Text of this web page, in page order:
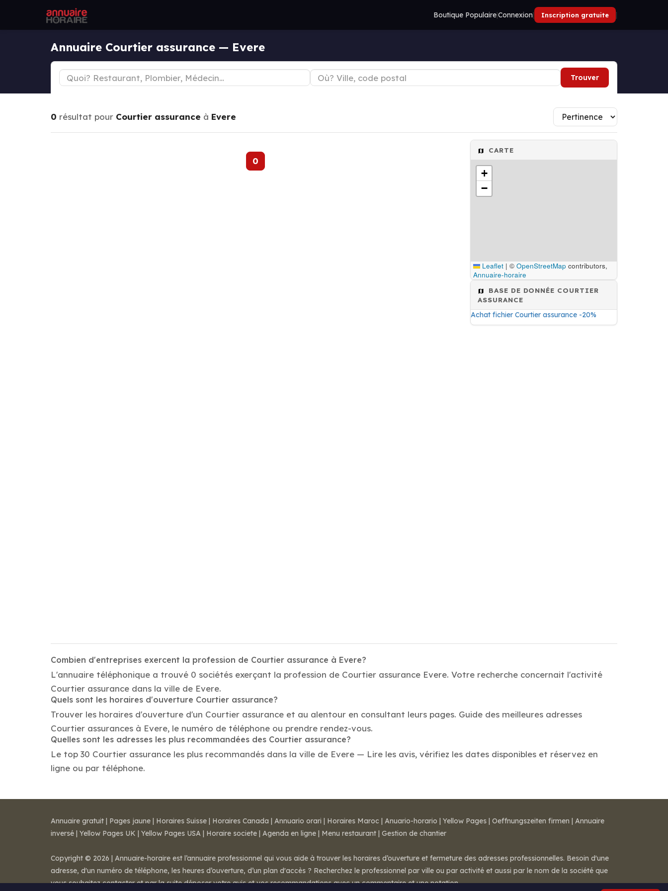
Boutique Populaire|Connexion| Inscription gratuite |
Annuaire Courtier assurance — Evere
Trouver
0 résultat pour Courtier assurance à Evere
0
CARTE
+
−
Leaflet | © OpenStreetMap contributors,
Annuaire-horaire
BASE DE DONNÉE COURTIER
ASSURANCE
Achat fichier Courtier assurance -20%
Combien d'entreprises exercent la profession de Courtier assurance à Evere?
L'annuaire téléphonique a trouvé 0 sociétés exerçant la profession de Courtier assurance Evere. Votre recherche concernait l'activité
Courtier assurance dans la ville de Evere.
Quels sont les horaires d'ouverture Courtier assurance?
Trouver les horaires d'ouverture d'un Courtier assurance et au alentour en consultant leurs pages. Guide des meilleures adresses
Courtier assurances à Evere, le numéro de téléphone ou prendre rendez-vous.
Quelles sont les adresses les plus recommandées des Courtier assurance?
Le top 30 Courtier assurance les plus recommandés dans la ville de Evere — Lire les avis, vérifiez les dates disponibles et réservez en
ligne ou par téléphone.
Annuaire gratuit | Pages jaune | Horaires Suisse | Horaires Canada | Annuario orari | Horaires Maroc | Anuario-horario | Yellow Pages | Oeffnungszeiten firmen | Annuaire
inversé | Yellow Pages UK | Yellow Pages USA | Horaire societe | Agenda en ligne | Menu restaurant | Gestion de chantier
Copyright © 2026 | Annuaire-horaire est l’annuaire professionnel qui vous aide à trouver les horaires d’ouverture et fermeture des adresses professionnelles. Besoin d'une
adresse, d'un numéro de téléphone, les heures d’ouverture, d’un plan d'accès ? Recherchez le professionnel par ville ou par activité et aussi par le nom de la société que
vous souhaitez contacter et par la suite déposer votre avis et vos recommandations avec un commentaire et une notation.